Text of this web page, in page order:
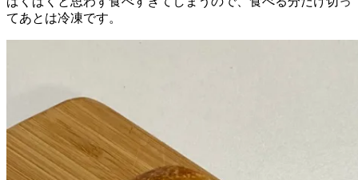
てあとは冷凍です。